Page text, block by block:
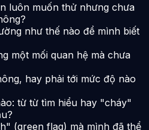
luôn muốn thử nhưng chưa
như thế nào để mình biết
một mối quan hệ mà chưa
hay phải tới mức độ nào
từ từ tìm hiểu hay "cháy"
(green flag) mà mình đã thể